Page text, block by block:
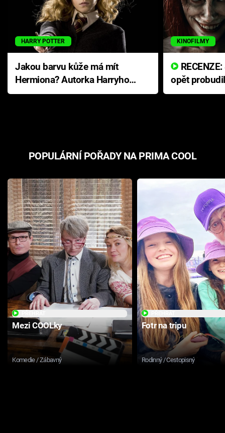
HARRY POTTER
Jakou barvu kůže má mít
Hermiona? Autorka Harryho
Pottera přišla s ráznou
KINOFILMY
opět
přichází s
POPULÁRNÍ POŘADY NA PRIMA COOL
Mezi COOLky
Komedie / Zábavný
Fotr na tripu
Rodinný / Cestopisný